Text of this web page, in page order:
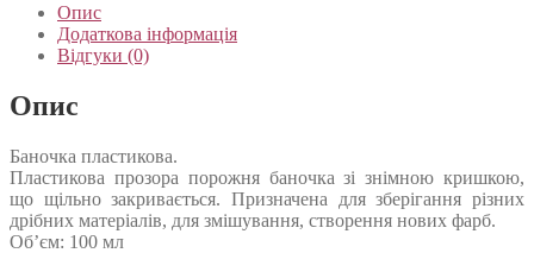
Опис
Додаткова інформація
Відгуки (0)
Опис
Баночка пластикова.
Пластикова прозора порожня баночка зі знімною кришкою,
що щільно закривається. Призначена для зберігання різних
дрібних матеріалів, для змішування, створення нових фарб.
Об’єм: 100 мл